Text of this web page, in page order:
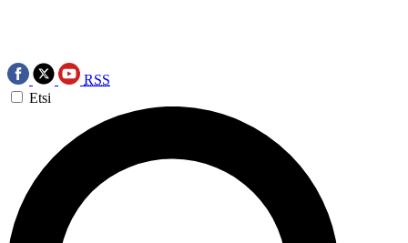
RSS
Etsi